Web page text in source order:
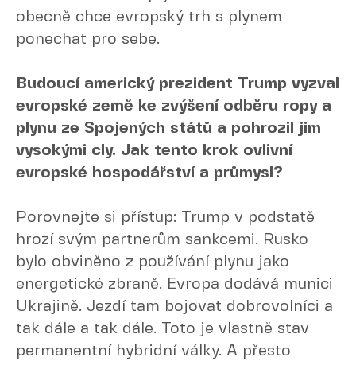
obecně chce evropský trh s plynem
ponechat pro sebe.
Budoucí americký prezident Trump vyzval
evropské země ke zvýšení odběru ropy a
plynu ze Spojených států a pohrozil jim
vysokými cly. Jak tento krok ovlivní
evropské hospodářství a průmysl?
Porovnejte si přístup: Trump v podstatě
hrozí svým partnerům sankcemi. Rusko
bylo obviněno z používání plynu jako
energetické zbraně. Evropa dodává munici
Ukrajině. Jezdí tam bojovat dobrovolníci a
tak dále a tak dále. Toto je vlastně stav
permanentní hybridní války. A přesto